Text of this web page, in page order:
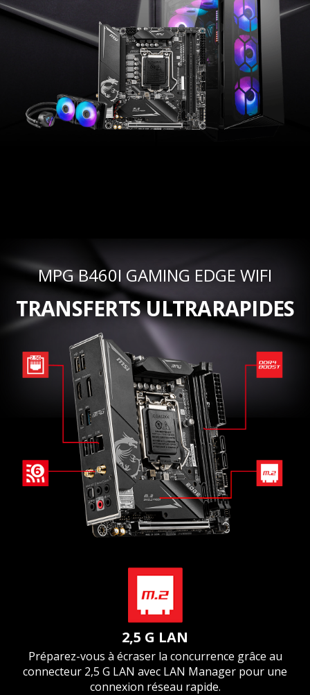
MPG B460I GAMING EDGE WIFI
TRANSFERTS ULTRARAPIDES
2,5 G LAN
Préparez-vous à écraser la concurrence grâce au
connecteur 2,5 G LAN avec LAN Manager pour une
connexion réseau rapide.